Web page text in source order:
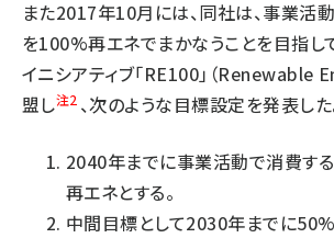
また2017年10月には、同社は、事業活
を100%再エネでまかなうことを目指し
イニシアティブ「RE100」（Renewable
盟し注2 、次のような目標設定を発表した
2040年までに事業活動で消費す
再エネとする。
中間目標として2030年までに50%